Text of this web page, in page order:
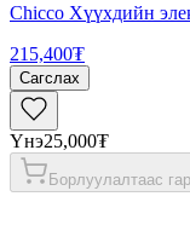
Chicco Хүүхдийн
215,400₮
Сагслах
Үнэ25,000₮
Борлуулалтаас